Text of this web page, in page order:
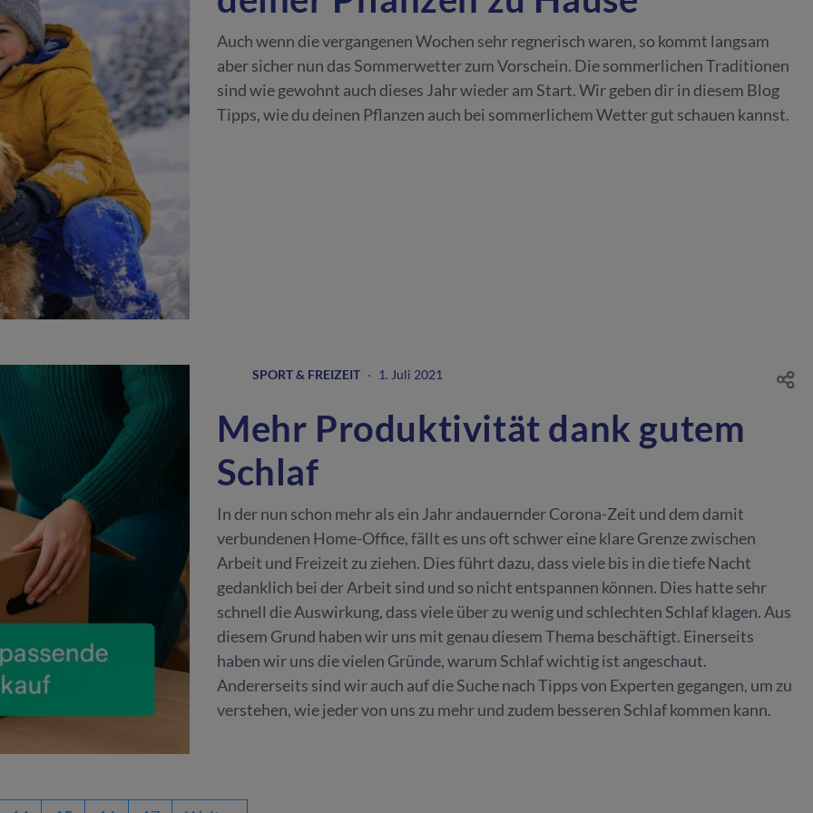
Auch wenn die vergangenen Wochen sehr regnerisch waren, so kommt langsam
aber sicher nun das Sommerwetter zum Vorschein. Die sommerlichen Traditionen
sind wie gewohnt auch dieses Jahr wieder am Start. Wir geben dir in diesem Blog
Tipps, wie du deinen Pflanzen auch bei sommerlichem Wetter gut schauen kannst.
SPORT & FREIZEIT · 1. Juli 2021
Mehr Produktivität dank gutem
Schlaf
In der nun schon mehr als ein Jahr andauernder Corona-Zeit und dem damit
verbundenen Home-Office, fällt es uns oft schwer eine klare Grenze zwischen
Arbeit und Freizeit zu ziehen. Dies führt dazu, dass viele bis in die tiefe Nacht
gedanklich bei der Arbeit sind und so nicht entspannen können. Dies hatte sehr
schnell die Auswirkung, dass viele über zu wenig und schlechten Schlaf klagen. Aus
diesem Grund haben wir uns mit genau diesem Thema beschäftigt. Einerseits
haben wir uns die vielen Gründe, warum Schlaf wichtig ist angeschaut.
Andererseits sind wir auch auf die Suche nach Tipps von Experten gegangen, um zu
verstehen, wie jeder von uns zu mehr und zudem besseren Schlaf kommen kann.
Präferenzen verwalten
Impressum Datenschutz